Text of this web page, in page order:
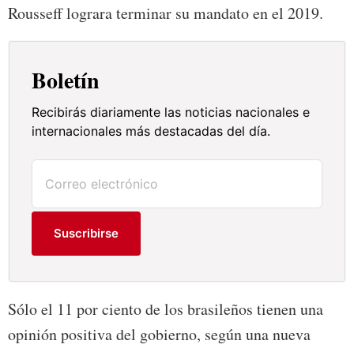
Rousseff lograra terminar su mandato en el 2019.
Boletín
Recibirás diariamente las noticias nacionales e
internacionales más destacadas del día.
Suscribirse
Sólo el 11 por ciento de los brasileños tienen una
opinión positiva del gobierno, según una nueva